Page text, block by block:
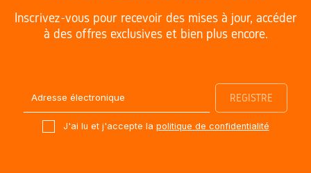
Inscrivez-vous pour recevoir des mises à jour, accéder
à des offres exclusives et bien plus encore.
J'ai lu et j'accepte la politique de confidentialité